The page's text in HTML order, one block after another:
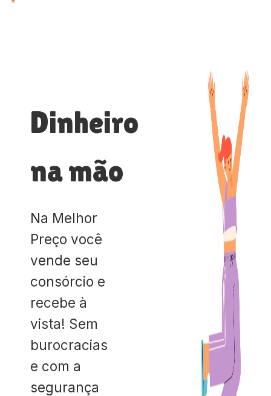
Dinheiro
na mão
Na Melhor
Preço você
vende seu
consórcio e
recebe à
vista! Sem
burocracias
e com a
segurança